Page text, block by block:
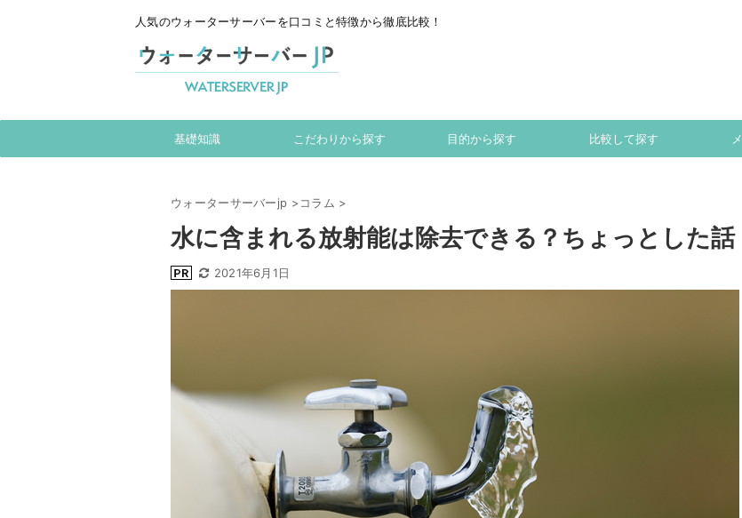
人気のウォーターサーバーを口コミと特徴から徹底比較！
基礎知識 こだわりから探す 目的から探す 比較して探す
ウォーターサーバーjp >コラム >
水に含まれる放射能は除去できる？ちょっとした話
2021年6月1日